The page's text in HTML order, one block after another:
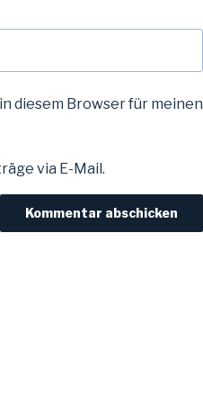
diesem Browser für meinen
via E-Mail.